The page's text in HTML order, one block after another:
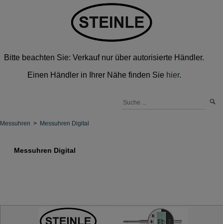
Bitte beachten Sie: Verkauf nur über autorisierte Händler.
Einen Händler in Ihrer Nähe finden Sie hier.
Messuhren > Messuhren Digital
Messuhren Digital